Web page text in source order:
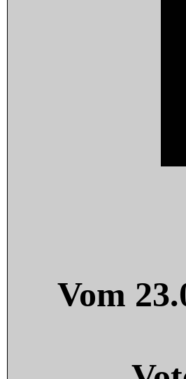
Vom